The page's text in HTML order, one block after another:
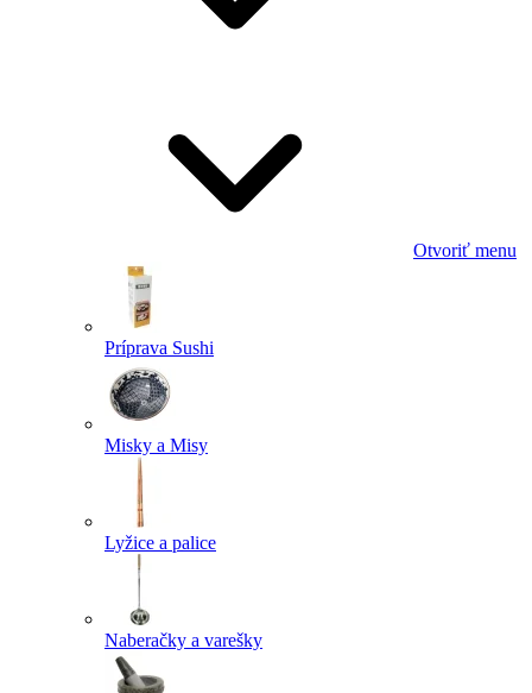
Otvoriť menu
Príprava Sushi
Misky a Misy
Lyžice a palice
Naberačky a varešky